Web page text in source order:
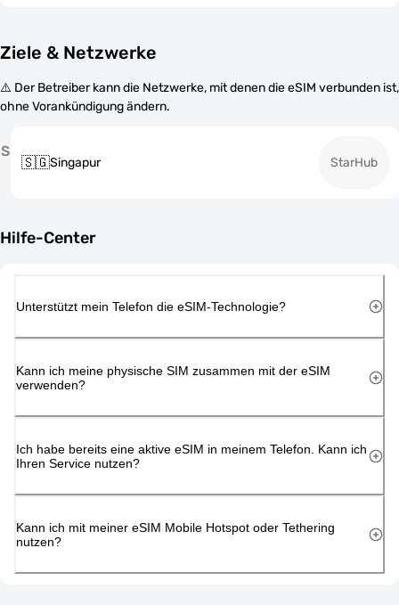
Ziele & Netzwerke
⚠️ Der Betreiber kann die Netzwerke, mit denen die eSIM verbunden ist,
ohne Vorankündigung ändern.
S
🇸🇬Singapur StarHub
Hilfe-Center
Unterstützt mein Telefon die eSIM-Technologie?
Kann ich meine physische SIM zusammen mit der eSIM
verwenden?
Ich habe bereits eine aktive eSIM in meinem Telefon. Kann ich
Ihren Service nutzen?
Kann ich mit meiner eSIM Mobile Hotspot oder Tethering
nutzen?